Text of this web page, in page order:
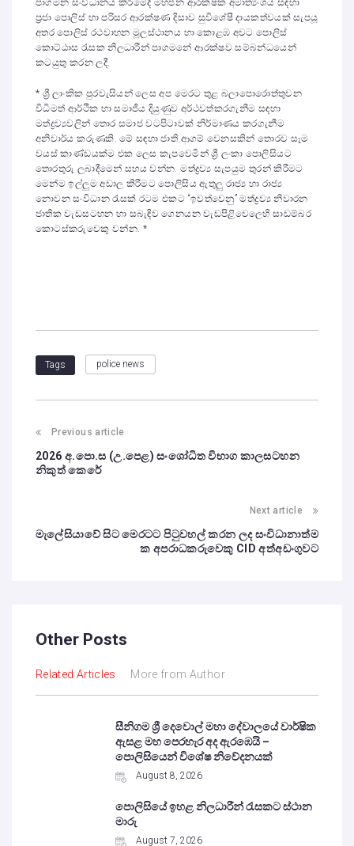
පාගමන සංවිධානය කිරීමේදී මහජන ආරක්ෂක අමාත්‍යංශය සඳහා
ප්‍රජා පොලිස් හා පරිසර ආරක්ෂණ දිසාව සුවිශේෂී දායකත්වයක් සැපයූ
අතර පොලිස් රථවාහන මූලස්ථානය හා කොළඹ අවට පොලිස්
කොට්ඨාස රැසක නිලධාරීන් පාගමනේ ආරක්ෂව සම්බන්ධයෙන්
කටයුතු කරන ලදී.
* ශ්‍රී ලාංකික පුරවැසියන් ලෙස අප මෙරට තුළ බලාපොරොත්තුවන
විධිමත් ආර්ථික හා සමාජීය දියුණුව අර්ථවත්කරගැනීම සඳහා
මත්ද්‍රව්‍යවලින් තොර සමාජ වටපිටාවක් නිර්මාණය කරගැනීම
අනිවාර්ය කරුණකි. මේ සඳහා ජාති ආගම් වෙනසකින් තොරව සෑම
වයස් කාණ්ඩයක්ම එක ලෙස කැපවෙමින් ශ්‍රී ලංකා පොලිසියට
තොරතුරු ලබාදීමෙන් සහය වන්න. මත්ද්‍රව්‍ය සැපයුම තුරන් කිරීමට
මෙන්ම ඉල්ලුම අඩාල කිරීමට පොලිසිය ඇතුලු රාජ්‍ය හා රාජ්‍ය
නොවන සංවිධාන රැසක් රටම එකට “ඉවත්වෙනු” මත්ද්‍රව්‍ය නිවාරන
ජාතික වැඩසටහන හා සබැඳිව ගෙනයන වැඩපිළිවෙලෙහි සාඩම්බර
කොටස්කරුවෙකු වන්න. *
Tags police news
Previous article
2026 අ.පො.ස (උ.පෙළ) සංශෝධිත විභාග කාලසටහන
නිකුත් කෙරේ
Next article
මැලේසියාවේ සිට මෙරටට පිටුවහල් කරන ලද සංවිධානාත්ම
ක අපරාධකරුවෙකු CID අත්අඩංගුවට
Other Posts
Related Articles More from Author
සීනිගම ශ්‍රී දෙවොල් මහා දේවාලයේ වාර්ෂික
ඇසළ මහ පෙරහැර අද ඇරඹෙයි –
පොලිසියෙන් විශේෂ නිවේදනයක්
August 8, 2026
පොලිසියේ ඉහළ නිලධාරීන් රැසකට ස්ථාන
මාරු
August 7, 2026